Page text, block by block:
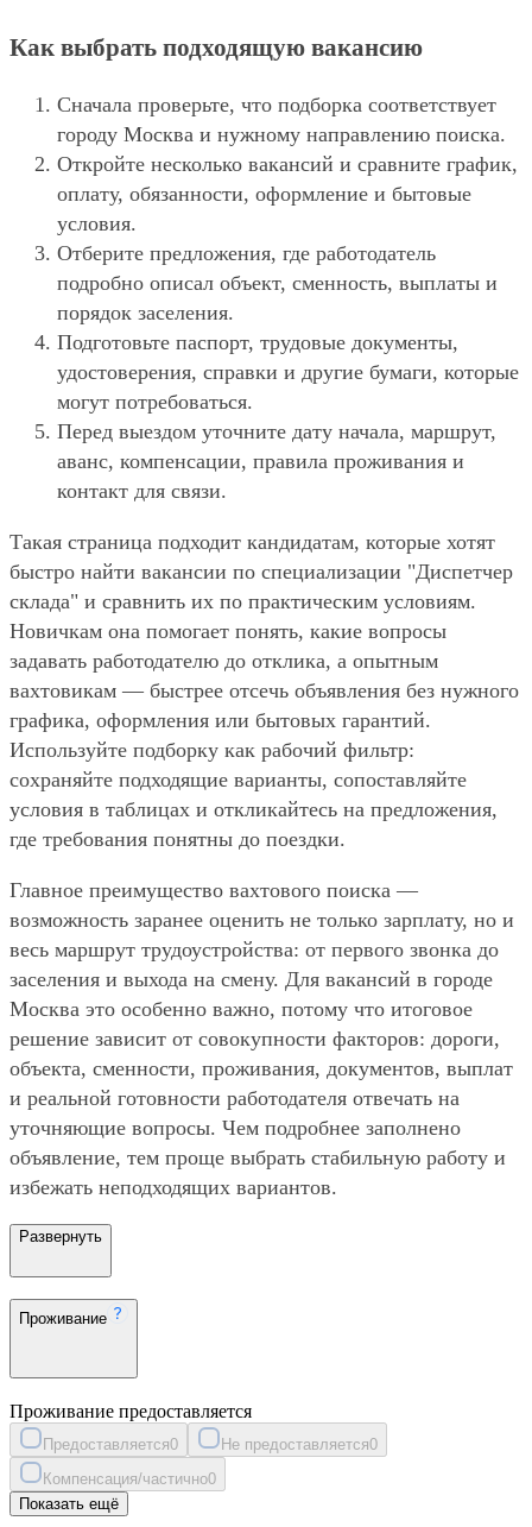
Как выбрать подходящую вакансию
Сначала проверьте, что подборка соответствует
городу Москва и нужному направлению поиска.
Откройте несколько вакансий и сравните график,
оплату, обязанности, оформление и бытовые
условия.
Отберите предложения, где работодатель
подробно описал объект, сменность, выплаты и
порядок заселения.
Подготовьте паспорт, трудовые документы,
удостоверения, справки и другие бумаги, которые
могут потребоваться.
Перед выездом уточните дату начала, маршрут,
аванс, компенсации, правила проживания и
контакт для связи.
Такая страница подходит кандидатам, которые хотят
быстро найти вакансии по специализации "Диспетчер
склада" и сравнить их по практическим условиям.
Новичкам она помогает понять, какие вопросы
задавать работодателю до отклика, а опытным
вахтовикам — быстрее отсечь объявления без нужного
графика, оформления или бытовых гарантий.
Используйте подборку как рабочий фильтр:
сохраняйте подходящие варианты, сопоставляйте
условия в таблицах и откликайтесь на предложения,
где требования понятны до поездки.
Главное преимущество вахтового поиска —
возможность заранее оценить не только зарплату, но и
весь маршрут трудоустройства: от первого звонка до
заселения и выхода на смену. Для вакансий в городе
Москва это особенно важно, потому что итоговое
решение зависит от совокупности факторов: дороги,
объекта, сменности, проживания, документов, выплат
и реальной готовности работодателя отвечать на
уточняющие вопросы. Чем подробнее заполнено
объявление, тем проще выбрать стабильную работу и
избежать неподходящих вариантов.
Развернуть
Проживание
Проживание предоставляется
Предоставляется0 Не предоставляется0
Компенсация/частично0
Показать ещё